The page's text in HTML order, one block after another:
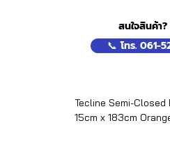
สนใจสินค้า?
📞 โทร. 061-
Tecline Semi-Closed
15cm x 183cm